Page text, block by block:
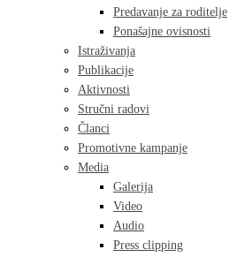
Predavanje za roditelje
Ponašajne ovisnosti
Istraživanja
Publikacije
Aktivnosti
Stručni radovi
Članci
Promotivne kampanje
Media
Galerija
Video
Audio
Press clipping